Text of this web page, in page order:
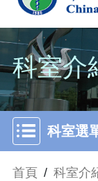
科室介
科室選
首頁 / 科室介